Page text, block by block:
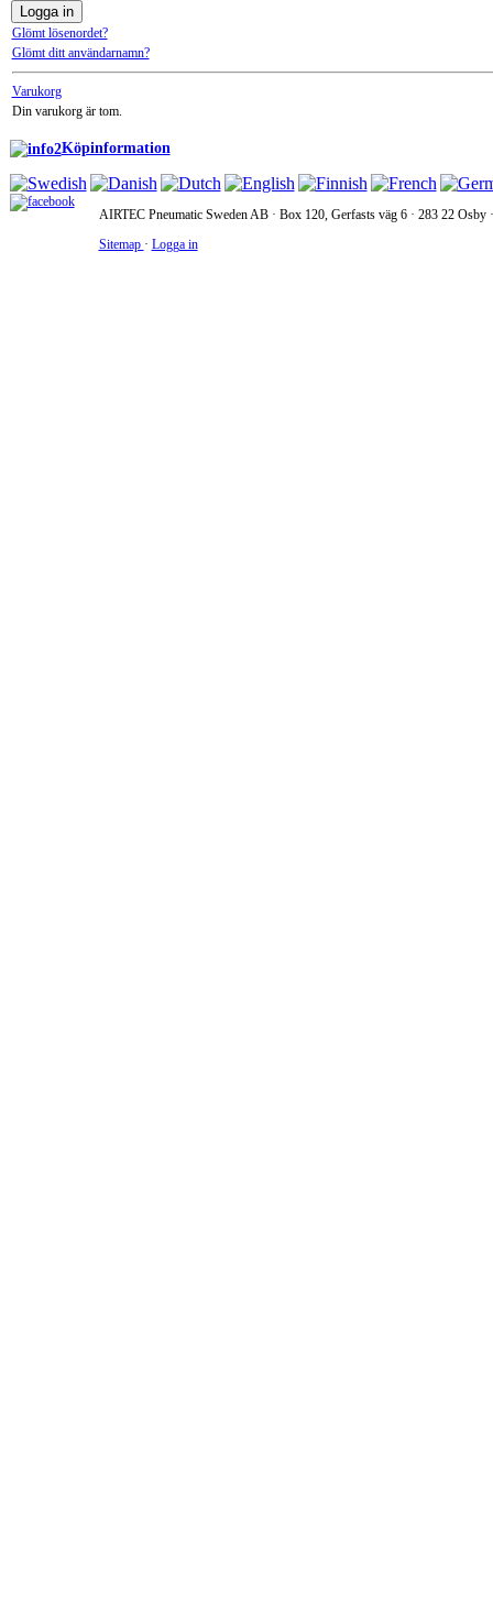
Glömt lösenordet?
Glömt ditt användarnamn?
Varukorg
Din varukorg är tom.
Köpinformation
AIRTEC Pneumatic Sweden AB · Box 120, Gerfasts väg 6 · 283 22
Sitemap · Logga in